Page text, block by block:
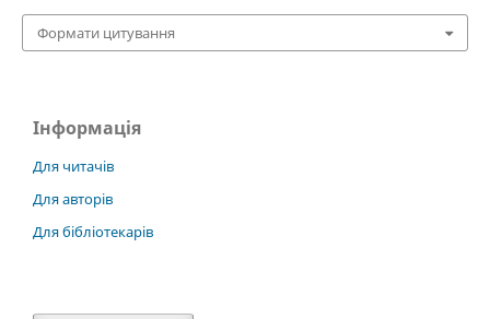
Формати цитування
Інформація
Для читачів
Для авторів
Для бібліотекарів